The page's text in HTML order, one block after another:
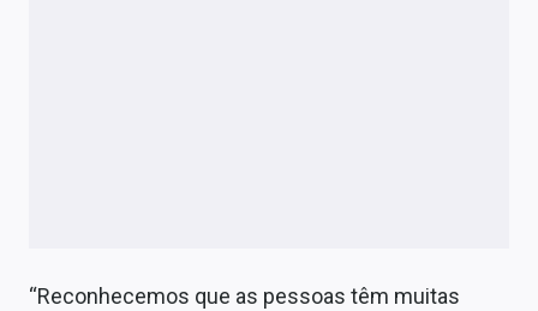
“Reconhecemos que as pessoas têm muitas